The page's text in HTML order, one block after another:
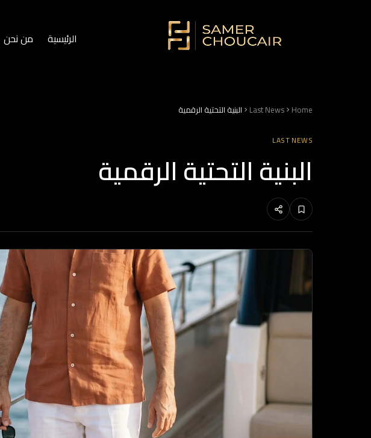
الرئيسية من نحن
Home
Last News البنية التحتية الرقمية
LAST NEWS
البنية التحتية الرقمية